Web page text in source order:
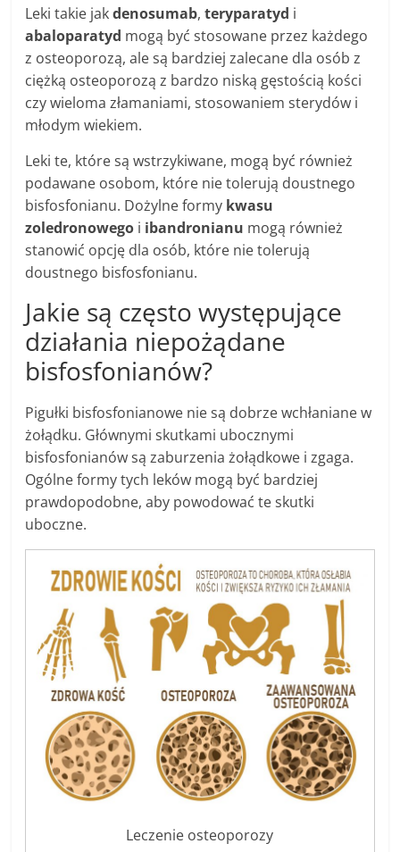
Leki takie jakdenosumab,teryparatyd i
abaloparatyd mogą być stosowane przez każdego
z osteoporozą, ale są bardziej zalecane dla osób z
ciężką osteoporozą z bardzo niską gęstością kości
czy wieloma złamaniami, stosowaniem sterydów i
młodym wiekiem.
Leki te, które są wstrzykiwane, mogą być również
podawane osobom, które nie tolerują doustnego
bisfosfonianu. Dożylne formy kwasu
zoledronowego i ibandronianu mogą również
stanowić opcję dla osób, które nie tolerują
doustnego bisfosfonianu.
Jakie są często występujące
działania niepożądane
bisfosfonianów?
Pigułki bisfosfonianowe nie są dobrze wchłaniane w
żołądku. Głównymi skutkami ubocznymi
bisfosfonianów są zaburzenia żołądkowe i zgaga.
Ogólne formy tych leków mogą być bardziej
prawdopodobne, aby powodować te skutki
uboczne.
Leczenie osteoporozy